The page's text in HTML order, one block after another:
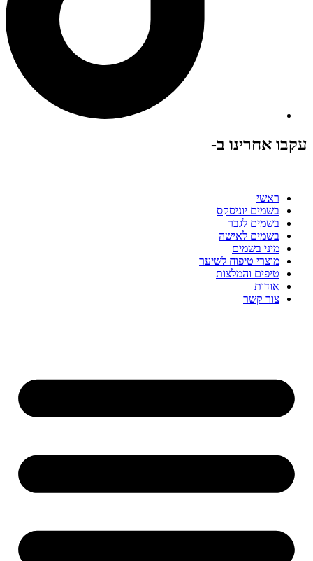
עקבו אחרינו ב-
ראשי
בשמים יוניסקס
בשמים לגבר
בשמים לאישה
מיני בשמים
מוצרי טיפוח לשיער
טיפים והמלצות
אודות
צור קשר